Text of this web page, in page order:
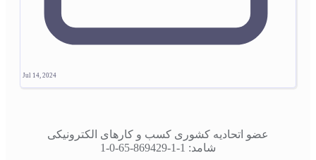
Jul 14, 2024
عضو اتحادیه کشوری کسب و کارهای الکترونیکی
شامد: 1-1-869429-65-0-1